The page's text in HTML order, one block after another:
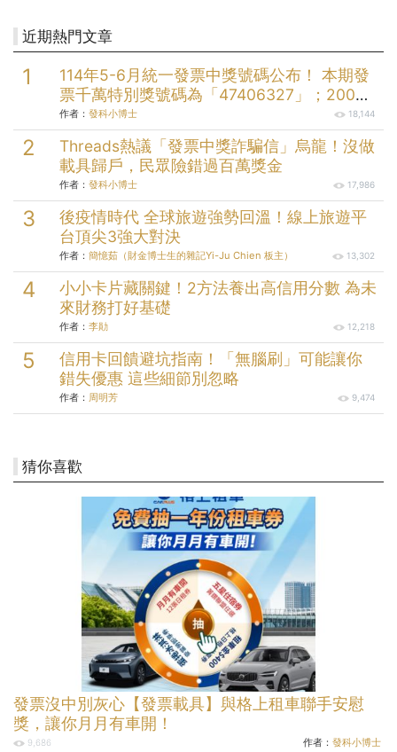
近期熱門文章
114年5-6月統一發票中獎號碼公布！ 本期發
票千萬特別獎號碼為「47406327」；200萬
元特獎號碼為「05579058」；三組20萬元
頭獎分別為「49912232」、
「73145004」、「99174704」。
作者： 發科小博士 18,144
Threads熱議「發票中獎詐騙信」烏龍！沒做
載具歸戶，民眾險錯過百萬獎金
作者： 發科小博士 17,986
後疫情時代 全球旅遊強勢回溫！線上旅遊平
台頂尖3強大對決
作者： 簡憶茹（財金博士生的雜記Yi-Ju Chien 板主） 13,302
小小卡片藏關鍵！2方法養出高信用分數 為未
來財務打好基礎
作者： 李勛 12,218
信用卡回饋避坑指南！「無腦刷」可能讓你
錯失優惠 這些細節別忽略
作者： 周明芳 9,474
猜你喜歡
發票沒中別灰心【發票載具】與格上租車聯手安慰
獎，讓你月月有車開！
9,686 作者： 發科小博士